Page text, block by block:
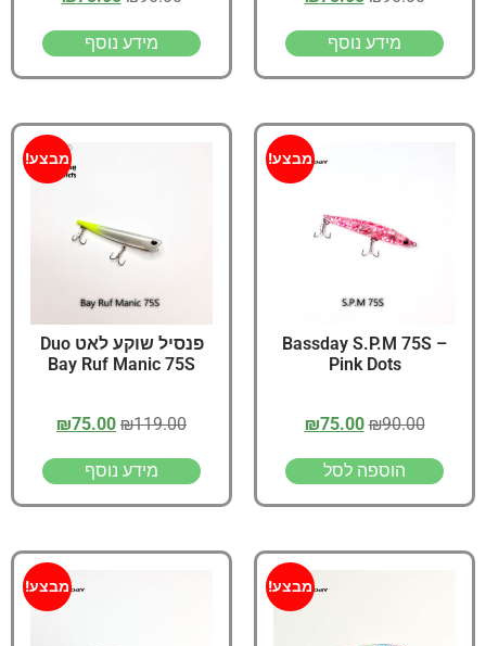
מידע נוסף מידע נוסף
מבצע!
Bassday S.P.M 75S –
Pink Dots
₪90.00
₪75.00
הוספה לסל
מבצע!
פנסיל שוקע לאט Duo
Bay Ruf Manic 75S
₪119.00
₪75.00
מידע נוסף
מבצע! מבצע!